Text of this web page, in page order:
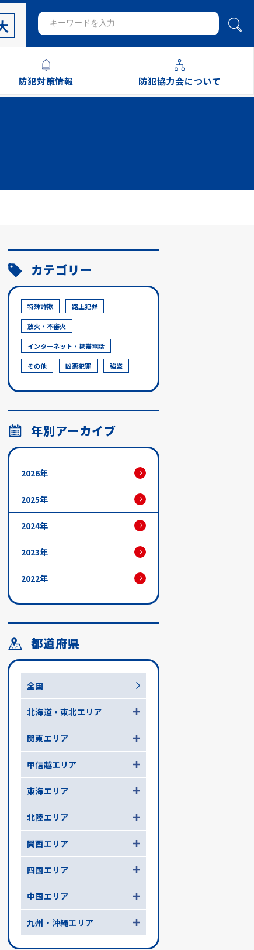
防犯対策情報 防犯協力会について
カテゴリー
特殊詐欺 路上犯罪
放火・不審火
インターネット・携帯電話
その他 凶悪犯罪 強盗
年別アーカイブ
2026年
2025年
2024年
2023年
2022年
都道府県
全国
北海道・東北エリア
関東エリア
甲信越エリア
東海エリア
北陸エリア
関西エリア
四国エリア
中国エリア
九州・沖縄エリア